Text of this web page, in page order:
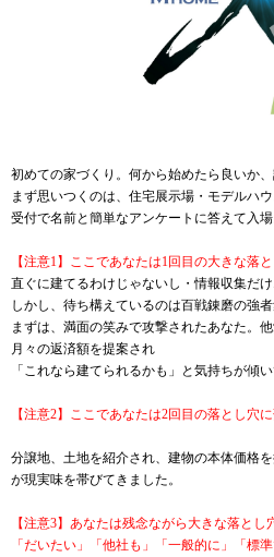
初めての家づくり。何から始めたら良いか
まず思いつくのは、住宅展示場・モデルハウ
受付で名前と簡単なアンケートに答えて入場
【注意1】 ここであなたは1回目の大きな落
直ぐに建てるわけじゃないし・情報収集だけ
しかし、待ち構えているのは百戦錬磨の強者
まずは、満面の笑みで攻撃されたあなた。
月々の返済額を提案され
「これなら建てられるかも」と気持ちが傾い
【注意2】ここであなたは2回目の落とし穴
分譲地、土地を紹介され、建物の本体価格
が現実味を帯びてきました。
【注意3】あなたは残念ながら大きな落と
「だいたい」「他社も」「一般的に」「標